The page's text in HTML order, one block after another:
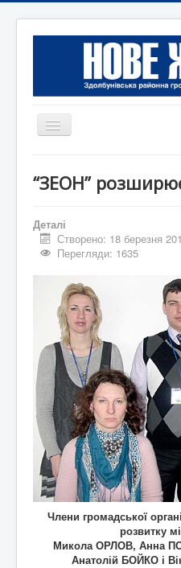
Перемикач
Редакція
Контактна інформація
Коротко
“ЗЕОН”
Деталі
Створено: 18 березня
Перегляди: 1635
Члени громадської
розвитку
Микола ОРЛОВ, Анна
Анатолій БОЙКО і